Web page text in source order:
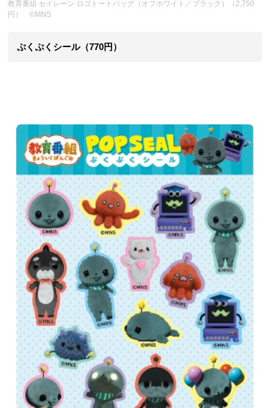
教育番組 セイレーン ロゴトートバッグ（オフホワイト／ブラック）（2,750
円） ©MNS
ぷくぷくシール（770円）